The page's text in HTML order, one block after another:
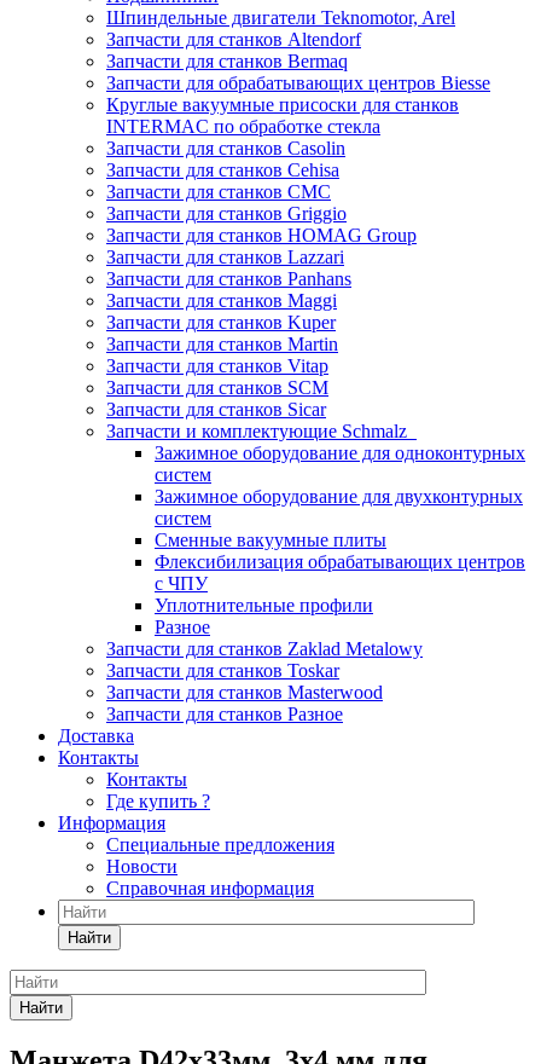
Шпиндельные двигатели Teknomotor, Arel
Запчасти для станков Altendorf
Запчасти для станков Bermaq
Запчасти для обрабатывающих центров Biesse
Круглые вакуумные присоски для станков
INTERMAC по обработке стекла
Запчасти для станков Casolin
Запчасти для станков Cehisa
Запчасти для станков CMC
Запчасти для станков Griggio
Запчасти для станков HOMAG Group
Запчасти для станков Lazzari
Запчасти для станков Panhans
Запчасти для станков Maggi
Запчасти для станков Kuper
Запчасти для станков Martin
Запчасти для станков Vitap
Запчасти для станков SCM
Запчасти для станков Sicar
Запчасти и комплектующие Schmalz
Зажимное оборудование для одноконтурных
систем
Зажимное оборудование для двухконтурных
систем
Сменные вакуумные плиты
Флексибилизация обрабатывающих центров
с ЧПУ
Уплотнительные профили
Разное
Запчасти для станков Zaklad Metalowy
Запчасти для станков Toskar
Запчасти для станков Masterwood
Запчасти для станков Разное
Доставка
Контакты
Контакты
Где купить ?
Информация
Специальные предложения
Новости
Справочная информация
Найти
Найти